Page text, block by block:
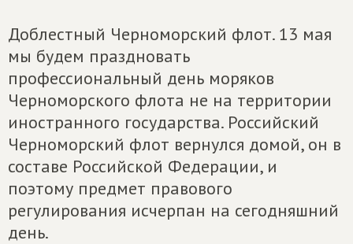
Доблестный Черноморский флот. 13 мая
мы будем праздновать
профессиональный день моряков
Черноморского флота не на территории
иностранного государства. Российский
Черноморский флот вернулся домой, он в
составе Российской Федерации, и
поэтому предмет правового
регулирования исчерпан на сегодняшний
день.